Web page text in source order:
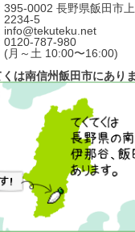
395-0002 長野県飯田市
2234-5
info@tekuteku.net
0120-787-980
(月～土 10:00〜16:00)
は南信州飯田市にありま